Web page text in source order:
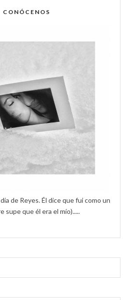
CONÓCENOS
de Reyes. Él dice que fui como un
supe que él era el mío).....